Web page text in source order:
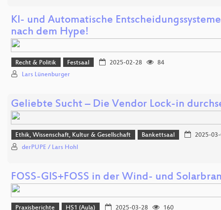
KI- und Automatische
nach dem Hype!
Recht & Politik Festsaal 2025-02-28
84
Lars Lünenburger
Geliebte Sucht – Die Vendor Lock-in
Ethik, Wissenschaft, Kultur & Gesellschaft Bankettsaal
2025-
derPUPE / Lars Hohl
FOSS-GIS+FOSS in der Wind- und
Praxisberichte HS1 (Aula) 2025-03-28 160